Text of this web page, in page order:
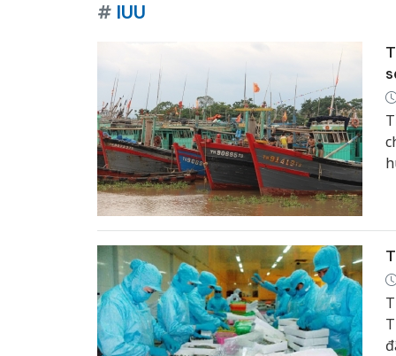
# IUU